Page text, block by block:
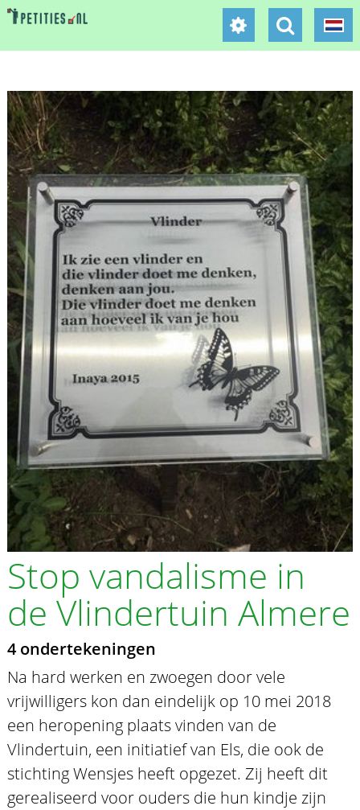
Stop vandalisme in
de Vlindertuin Almere
4 ondertekeningen
Na hard werken en zwoegen door vele
vrijwilligers kon dan eindelijk op 10 mei 2018
een heropening plaats vinden van de
Vlindertuin, een initiatief van Els, die ook de
stichting Wensjes heeft opgezet. Zij heeft dit
gerealiseerd voor ouders die hun kindje zijn